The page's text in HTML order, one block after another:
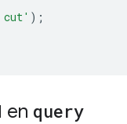
cut' );
en query